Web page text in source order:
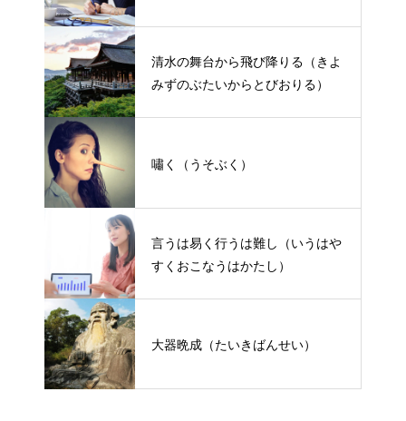
清水の舞台から飛び降りる（きよ
みずのぶたいからとびおりる）
嘯く（うそぶく）
言うは易く行うは難し（いうはや
すくおこなうはかたし）
大器晩成（たいきばんせい）